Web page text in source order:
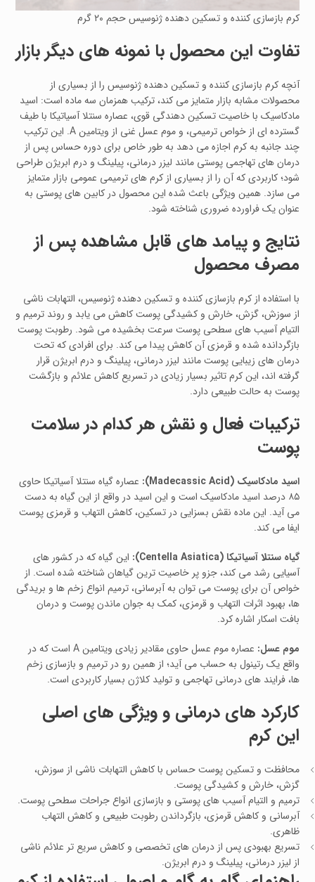
کرم بازسازی‌ کننده و تسکین‌ دهنده ژنوسیس حجم ۲۰ گرم
تفاوت این محصول با نمونه‌ های دیگر بازار
آنچه کرم بازسازی‌ کننده و تسکین‌ دهنده ژنوسیس را از بسیاری از
محصولات مشابه بازار متمایز می‌ کند، ترکیب همزمان سه ماده است: اسید
مادکاسیک با خاصیت تسکین‌ دهندگی قوی، عصاره سنتلا آسیاتیکا با طیف
گسترده‌ ای از خواص ترمیمی، و موم عسل غنی از ویتامین A. این ترکیب
چند جانبه به کرم اجازه می‌ دهد به‌ طور خاص برای دوره حساس پس از
درمان‌ های تهاجمی پوستی مانند لیزر درمانی، پیلینگ و درم‌ ابریژن طراحی
شود؛ کاربردی که آن را از بسیاری از کرم‌ های ترمیمی عمومی بازار متمایز
می‌ سازد. همین ویژگی باعث شده این محصول در کابین‌ های پوستی به‌
عنوان یک فراورده ضروری شناخته شود.
نتایج و پیامد های قابل مشاهده پس از
مصرف محصول
با استفاده از کرم بازسازی‌ کننده و تسکین‌ دهنده ژنوسیس، التهابات ناشی
از سوزش، گزش، خارش و کشیدگی پوست کاهش می‌ یابد و روند ترمیم و
التیام آسیب‌ های سطحی پوست سرعت بخشیده می شود. رطوبت پوست
بازگردانده شده و قرمزی آن کاهش پیدا می‌ کند. برای افرادی که تحت
درمان‌ های زیبایی پوست مانند لیزر درمانی، پیلینگ و درم‌ ابریژن قرار
گرفته‌ اند، این کرم تاثیر بسیار زیادی در تسریع کاهش علائم و بازگشت
پوست به حالت طبیعی دارد.
ترکیبات فعال و نقش هر کدام در سلامت
پوست
اسید مادکاسیک (Madecassic Acid):
عصاره گیاه سنتلا آسیاتیکا حاوی
۸۵ درصد اسید مادکاسیک است و این اسید در واقع از این گیاه به‌ دست
می‌ آید. این ماده نقش بسزایی در تسکین، کاهش التهاب و قرمزی پوست
ایفا می‌ کند.
گیاه سنتلا آسیاتیکا (Centella Asiatica):
این گیاه که در کشور های
آسیایی رشد می‌ کند، جزو پر خاصیت‌ ترین گیاهان شناخته‌ شده است. از
خواص آن برای پوست می‌ توان به آبرسانی، ترمیم انواع زخم‌ ها و بریدگی‌
ها، بهبود اثرات التهاب و قرمزی، کمک به جوان ماندن پوست و درمان
بافت اسکار اشاره کرد.
موم عسل:
عصاره موم عسل حاوی مقادیر زیادی ویتامین A است که در
واقع یک رتینول به‌ حساب می‌ آید؛ از همین رو در ترمیم و بازسازی زخم‌
ها، فرایند های درمانی تهاجمی و تولید کلاژن بسیار کاربردی است.
کارکرد های درمانی و ویژگی‌ های اصلی
این کرم
محافظت و تسکین پوست حساس با کاهش التهابات ناشی از سوزش،
گزش، خارش و کشیدگی پوست.
ترمیم و التیام آسیب‌ های پوستی و بازسازی انواع جراحات سطحی پوست.
آبرسانی و کاهش قرمزی، بازگرداندن رطوبت طبیعی و کاهش التهاب
ظاهری.
تسریع بهبودی پس از درمان‌ های تخصصی و کاهش سریع‌ تر علائم ناشی
از لیزر درمانی، پیلینگ و درم‌ ابریژن.